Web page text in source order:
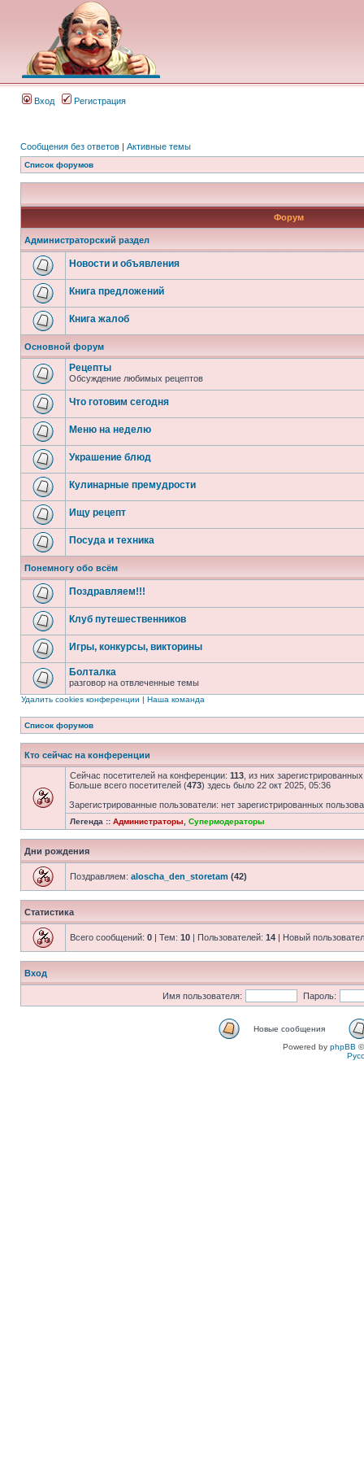
Вход Регистрация
Сообщения без ответов | Активные темы
Список форумов
Форум
Администраторский раздел
Новости и объявления
Книга предложений
Книга жалоб
Основной форум
Рецепты
Обсуждение любимых рецептов
Что готовим сегодня
Меню на неделю
Украшение блюд
Кулинарные премудрости
Ищу рецепт
Посуда и техника
Понемногу обо всём
Поздравляем!!!
Клуб путешественников
Игры, конкурсы, викторины
Болталка
разговор на отвлеченные темы
Удалить cookies конференции | Наша команда
Список форумов
Кто сейчас на конференции
Сейчас посетителей на конференции: 113 , из них
Больше всего посетителей (473) здесь было 22 окт 2025, 05:36
Зарегистрированные пользователи: нет зарегистрированных
Легенда :: Администраторы Супермодераторы
Дни рождения
Поздравляем: aloscha_den_storetam (42)
Статистика
Всего сообщений: 0 | Тем: 10 | Пользователей: 14 | Новый
Вход
Имя пользователя: Пароль:
Новые сообщения
Powered by phpBB